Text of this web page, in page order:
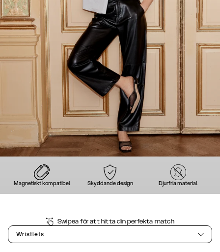
Magnetiskt kompatibel Skyddande design Djurfria material
Swipea för att hitta din perfekta match
Wristlets